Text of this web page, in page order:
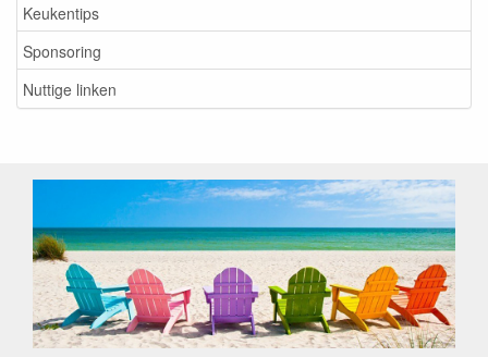
Keukentips
Sponsoring
Nuttige linken